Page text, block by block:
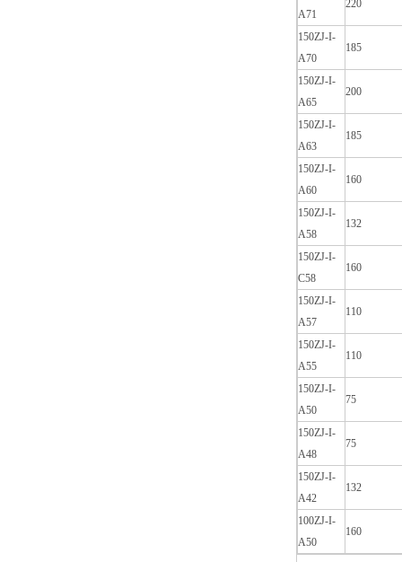
A71
220
150ZJ-I-
A70
185
150ZJ-I-
A65
200
150ZJ-I-
A63
185
150ZJ-I-
A60
160
150ZJ-I-
A58
132
150ZJ-I-
C58
160
150ZJ-I-
A57
110
150ZJ-I-
A55
110
150ZJ-I-
A50
75
150ZJ-I-
A48
75
150ZJ-I-
A42
132
100ZJ-I-
A50
160